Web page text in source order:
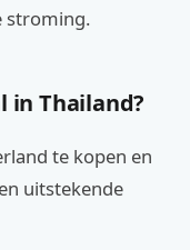
stroming.
in Thailand?
te kopen en
uitstekende